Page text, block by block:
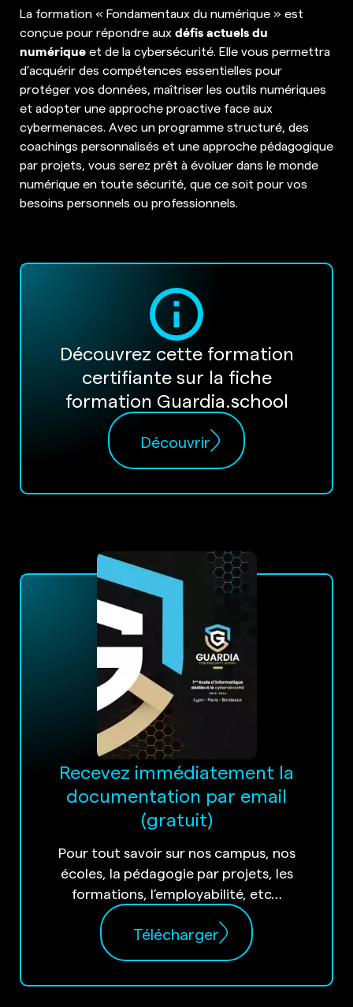
La formation « Fondamentaux du numérique » est
conçue pour répondre aux défis actuels du
numérique et de la cybersécurité. Elle vous permettra
d’acquérir des compétences essentielles pour
protéger vos données, maîtriser les outils numériques
et adopter une approche proactive face aux
cybermenaces. Avec un programme structuré, des
coachings personnalisés et une approche pédagogique
par projets, vous serez prêt à évoluer dans le monde
numérique en toute sécurité, que ce soit pour vos
besoins personnels ou professionnels.
Découvrez cette formation
certifiante sur la fiche
formation Guardia.school
Découvrir
Recevez immédiatement la
documentation par email
(gratuit)
Pour tout savoir sur nos campus, nos
écoles, la pédagogie par projets, les
formations, l’employabilité, etc…
Télécharger